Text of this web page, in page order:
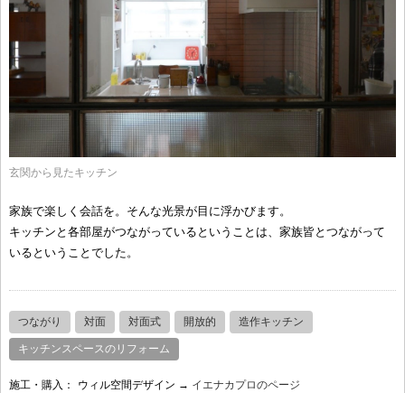
玄関から見たキッチン
家族で楽しく会話を。そんな光景が目に浮かびます。
キッチンと各部屋がつながっているということは、家族皆とつながって
いるということでした。
つながり 対面 対面式 開放的 造作キッチン
キッチンスペースのリフォーム
施工・購入： ウィル空間デザイン → イエナカプロのページ